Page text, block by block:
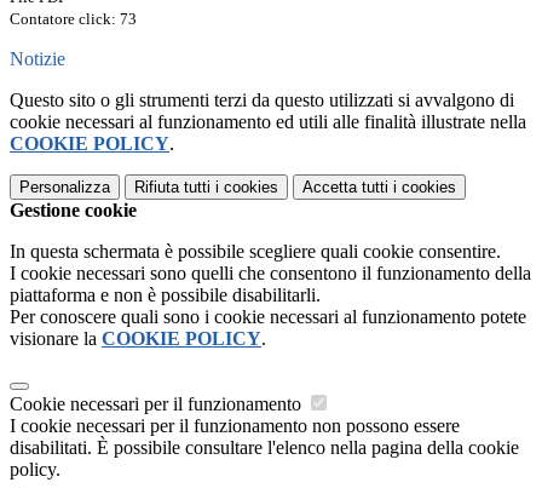
Contatore click: 73
Notizie
Questo sito o gli strumenti terzi da questo utilizzati si avvalgono di
cookie necessari al funzionamento ed utili alle finalità illustrate nella
COOKIE POLICY.
Personalizza Rifiuta tutti i cookies Accetta tutti i cookies
Gestione cookie
In questa schermata è possibile scegliere quali cookie consentire.
I cookie necessari sono quelli che consentono il funzionamento della
piattaforma e non è possibile disabilitarli.
Per conoscere quali sono i cookie necessari al funzionamento potete
visionare la COOKIE POLICY.
Cookie necessari per il funzionamento
I cookie necessari per il funzionamento non possono essere
disabilitati. È possibile consultare l'elenco nella pagina della cookie
policy.